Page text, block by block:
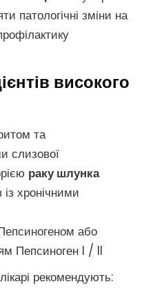
патологічні зміни на
високого
та
слизової
раку шлунка
хронічними
або
Пепсиноген I / II
рекомендують: